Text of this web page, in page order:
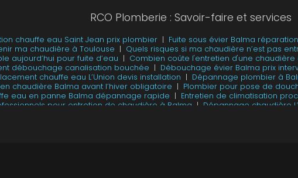
RCO Plomberie : Savoir-faire et services
chauffe eau Saint Jean prix plombier| Fuite sous évier Balma
ma chaudière à Toulouse | Quels risques si ma chaudière n’est pas
aujourd’hui pour fuite d’eau | Combien coûte l'entretien d'une chaudière
débouchage canalisation bouchée | Débouchage évier Balma prix
chauffe eau L’Union devis installation | Dépannage plombier à
chaudière Balma avant l’hiver obligatoire | Plombier pour pose de
eau en panne Balma dépannage rapide | Entretien de climatisation
pour entretien de chaudière à Balma | Dépannage chaudière